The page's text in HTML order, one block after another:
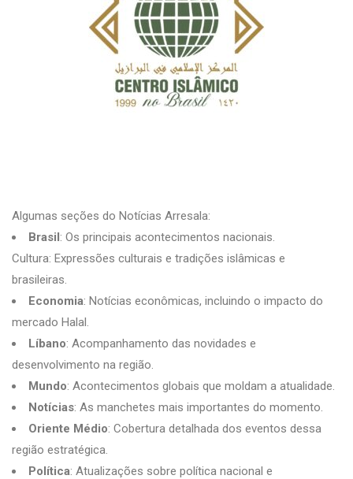
Algumas seções do Notícias Arresala:
Brasil: Os principais acontecimentos nacionais.
Cultura: Expressões culturais e tradições islâmicas e
brasileiras.
Economia: Notícias econômicas, incluindo o impacto do
mercado Halal.
Líbano: Acompanhamento das novidades e
desenvolvimento na região.
Mundo: Acontecimentos globais que moldam a atualidade.
Notícias: As manchetes mais importantes do momento.
Oriente Médio: Cobertura detalhada dos eventos dessa
região estratégica.
Política: Atualizações sobre política nacional e